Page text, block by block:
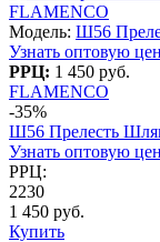
FLAMENCO
Модель: Ш56
Узнать оптовую
РРЦ: 1 450 руб.
FLAMENCO
-35%
Ш56 Прелесть
Узнать оптовую
РРЦ:
2230
1 450 руб.
Купить